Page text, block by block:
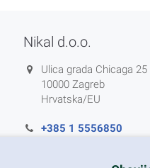
Nikal d.o.o.
Ulica grada Chicaga 25
10000 Zagreb
Hrvatska/EU
+385 1 5556850